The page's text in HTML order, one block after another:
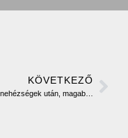
KÖVETKEZŐ
Kezdeti nehézségek után, magabiztos győzelem!